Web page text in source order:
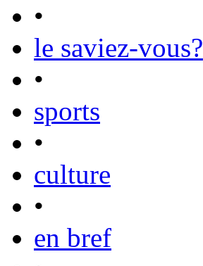
•
le saviez-vous?
•
sports
•
culture
•
en bref